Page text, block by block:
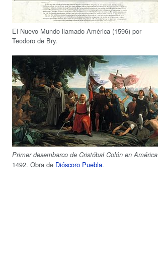
El Nuevo Mundo llamado América (1596) por
Teodoro de Bry.
Primer desembarco de Cristóbal Colón en América
1492. Obra de Dióscoro Puebla.